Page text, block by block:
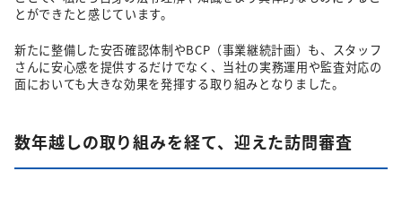
とができたと感じています。
新たに整備した安否確認体制やBCP（事業継続計画）も、スタッフ
さんに安心感を提供するだけでなく、当社の実務運用や監査対応の
面においても大きな効果を発揮する取り組みとなりました。
数年越しの取り組みを経て、迎えた訪問審査